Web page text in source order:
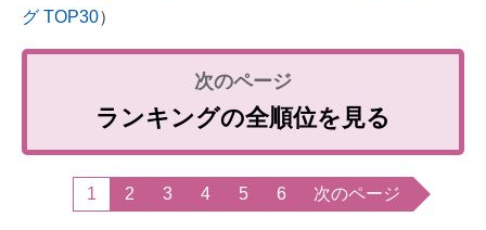
グ TOP30）
ランキングの全順位を見る
1 2 3 4 5 6 次のページ